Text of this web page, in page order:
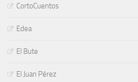
CortoCuentos
Edea
El Bute
El Juan Pérez